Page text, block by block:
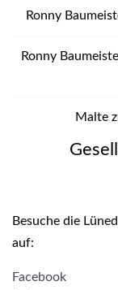
Ronny
Ronny
Malte
Besuche die
auf:
Facebook